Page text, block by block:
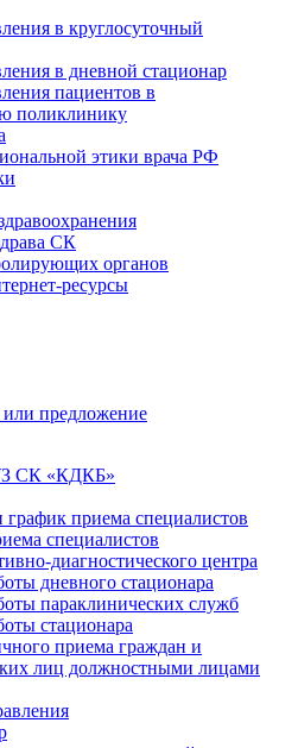
в круглосуточный
в дневной стационар
пациентов в
поликлинику
этики врача РФ
СК
органов
ресурсы
или предложение
СК «КДКБ»
приема специалистов
специалистов
диагностического центра
дневного стационара
параклинических служб
стационара
приема граждан и
лиц должностными лицами